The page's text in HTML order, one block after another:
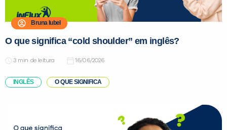
Bruna Iubel
O que significa “cold shoulder” em inglês?
de leitura 16/06/2026
INGLÊS O QUE SIGNIFICA
Preencha com seus dados abaixo e
já vamos te colocar em contato